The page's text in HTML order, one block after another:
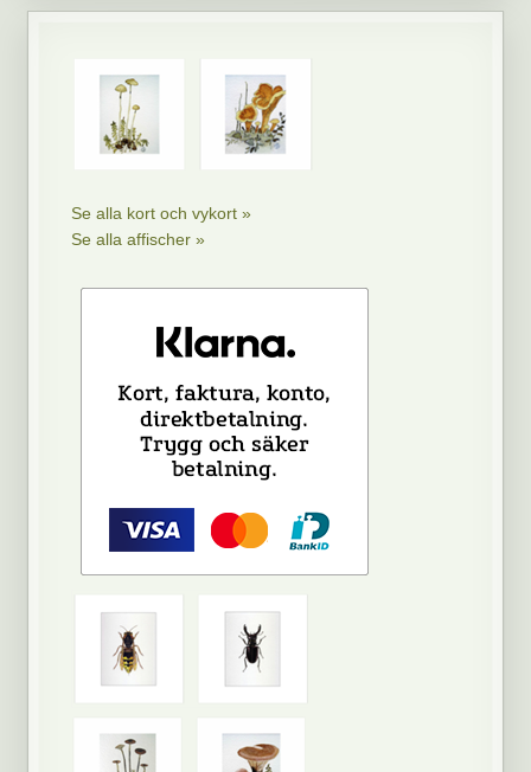
Se alla kort och vykort »
Se alla affischer »